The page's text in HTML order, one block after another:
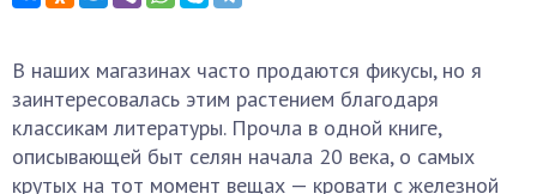
В наших магазинах часто продаются фикусы, но я
заинтересовалась этим растением благодаря
классикам литературы. Прочла в одной книге,
описывающей быт селян начала 20 века, о самых
крутых на тот момент вещах — кровати с железной